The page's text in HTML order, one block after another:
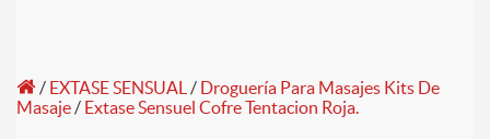
/ EXTASE SENSUAL / Droguería Para Masajes Kits De
Masaje/ Extase Sensuel Cofre Tentacion Roja.